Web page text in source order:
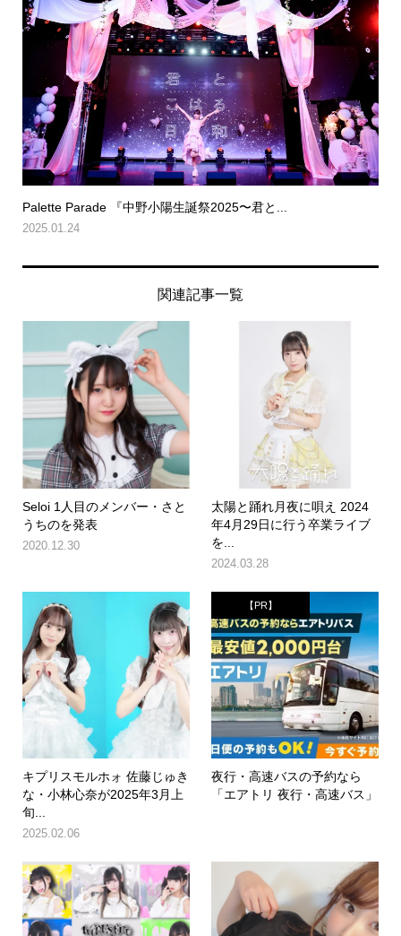
Palette Parade 『中野小陽生誕祭2025〜君と...
2025.01.24
関連記事一覧
Seloi 1人目のメンバー・さと
うちのを発表
2020.12.30
太陽と踊れ月夜に唄え 2024
年4月29日に行う卒業ライブ
を...
2024.03.28
キプリスモルホォ 佐藤じゅき
な・小林心奈が2025年3月上
旬...
2025.02.06
【PR】
夜行・高速バスの予約なら
「エアトリ 夜行・高速バス」